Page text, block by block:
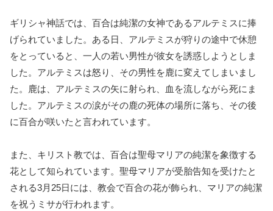
ギリシャ神話では、百合は純潔の女神であるアルテミスに捧
げられていました。ある日、アルテミスが狩りの途中で休憩
をとっていると、一人の若い男性が彼女を誘惑しようとしま
した。アルテミスは怒り、その男性を鹿に変えてしまいまし
た。鹿は、アルテミスの矢に射られ、血を流しながら死にま
した。アルテミスの涙がその鹿の死体の場所に落ち、その後
に百合が咲いたと言われています。
また、キリスト教では、百合は聖母マリアの純潔を象徴する
花として知られています。聖母マリアが受胎告知を受けたと
される3月25日には、教会で百合の花が飾られ、マリアの純潔
を祝うミサが行われます。